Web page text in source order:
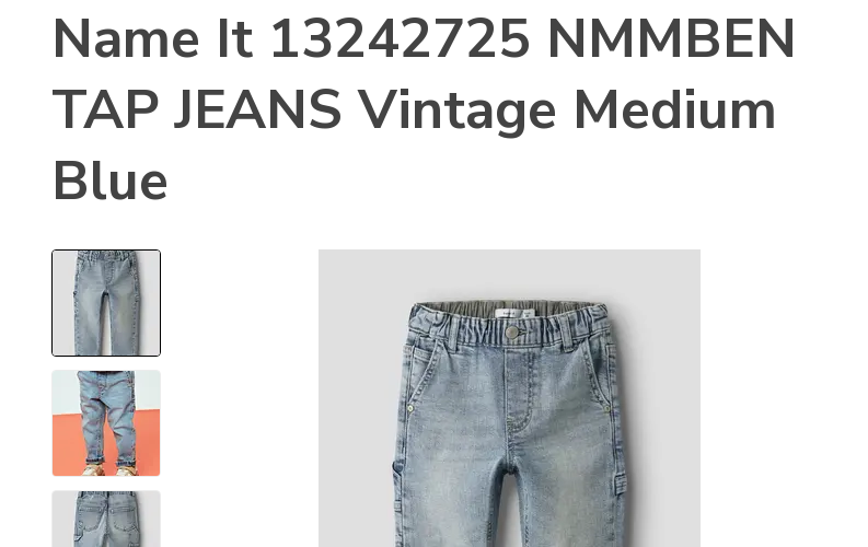
Name It 13242725 NMMBEN
TAP JEANS Vintage Medium
Blue